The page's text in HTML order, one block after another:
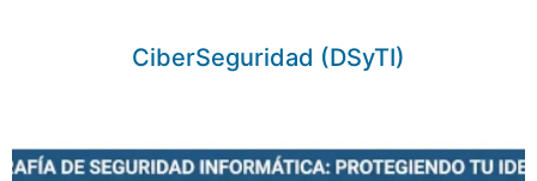
CiberSeguridad (DSyTI)